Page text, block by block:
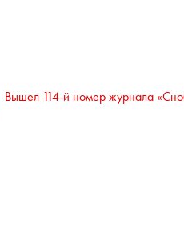
Вышел 114-й номер журнала